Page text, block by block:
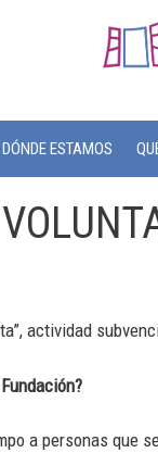
DÓNDE ESTAMOS
actividad
a personas que